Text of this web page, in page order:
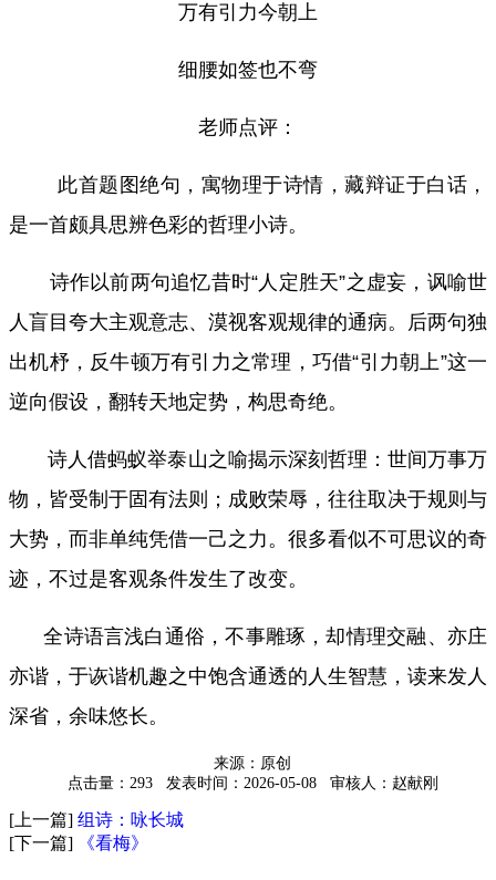
万有引力今朝上
细腰如签也不弯
老师点评：
此首题图绝句，寓物理于诗情，藏辩证于白话，
是一首颇具思辨色彩的哲理小诗。
诗作以前两句追忆昔时“人定胜天”之虚妄，讽喻世
人盲目夸大主观意志、漠视客观规律的通病。后两句独
出机杼，反牛顿万有引力之常理，巧借“引力朝上”这一
逆向假设，翻转天地定势，构思奇绝。
诗人借蚂蚁举泰山之喻揭示深刻哲理：世间万事万
物，皆受制于固有法则；成败荣辱，往往取决于规则与
大势，而非单纯凭借一己之力。很多看似不可思议的奇
迹，不过是客观条件发生了改变。
全诗语言浅白通俗，不事雕琢，却情理交融、亦庄
亦谐，于诙谐机趣之中饱含通透的人生智慧，读来发人
深省，余味悠长。
来源：原创
点击量：293
发表时间：2026-05-08 审核人：赵献刚
[上一篇] 组诗：咏长城
[下一篇]
《看梅》